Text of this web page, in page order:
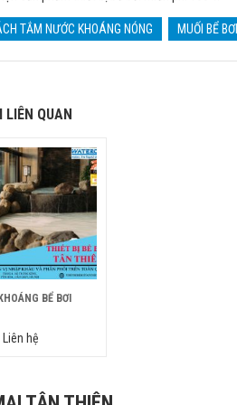
TẮM NƯỚC KHOÁNG NÓNG MUỐI BỂ BƠI
LIÊN QUAN
BỂ BƠI
Liên hệ